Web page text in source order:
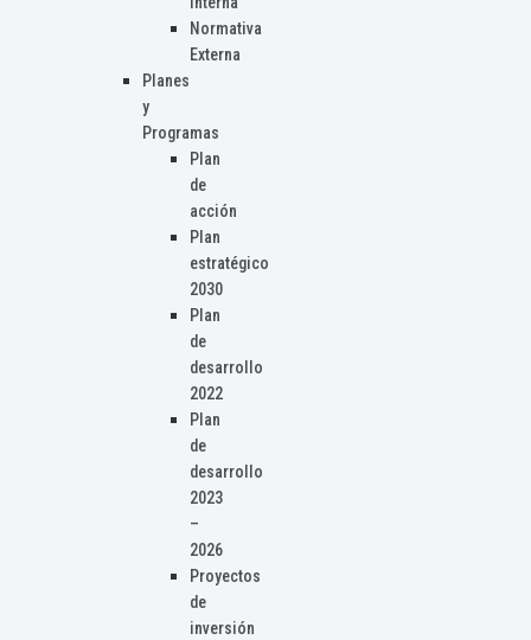
Normativa
Externa
Planes
y
Programas
Plan
de
acción
Plan
estratégico
2030
Plan
de
desarrollo
2022
Plan
de
desarrollo
2023
–
2026
Proyectos
de
inversión